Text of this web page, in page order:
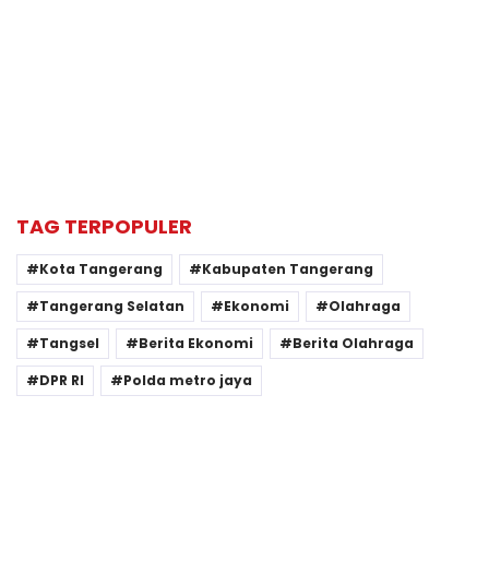
TAG TERPOPULER
Kota Tangerang
Kabupaten Tangerang
Tangerang Selatan
Ekonomi
Olahraga
Tangsel
Berita Ekonomi
Berita Olahraga
DPR RI
Polda metro jaya